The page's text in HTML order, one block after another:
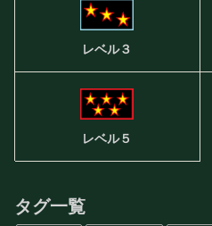
レベル３
レベル５
タグ一覧